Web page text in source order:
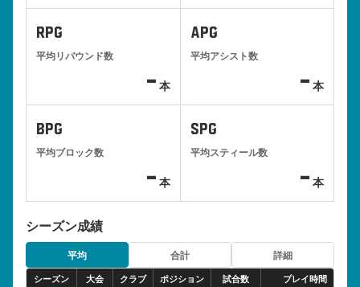
RPG
平均リバウンド数
- 本
APG
平均アシスト数
- 本
BPG
平均ブロック数
- 本
SPG
平均スティール数
- 本
シーズン成績
平均 合計 詳細
シーズン 大会 クラブ ポジション 試合数 プレイ時間